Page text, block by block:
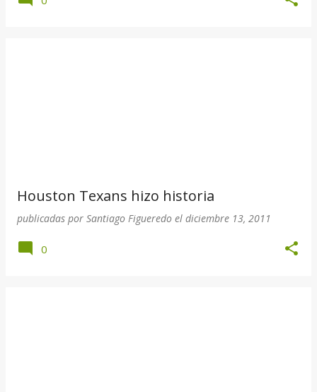
Houston Texans hizo historia
publicadas por Santiago Figueredo el diciembre 13, 2011
0